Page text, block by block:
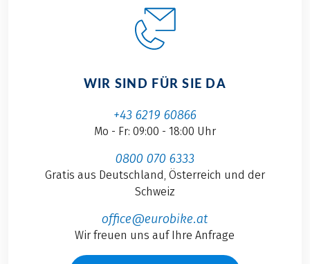
WIR SIND FÜR SIE DA
+43 6219 60866
Mo - Fr: 09:00 - 18:00 Uhr
0800 070 6333
Gratis aus Deutschland, Österreich und der
Schweiz
office@eurobike.at
Wir freuen uns auf Ihre Anfrage